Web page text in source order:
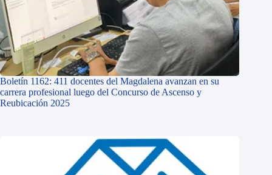
Boletín 1162: 411 docentes del Magdalena avanzan en su
carrera profesional luego del Concurso de Ascenso y
Reubicación 2025